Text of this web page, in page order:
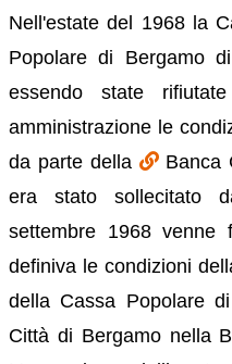
Nell'estate del 1968 la
Popolare di Bergamo
essendo state
amministrazione le
da parte della
Banca
era stato sollecitato
settembre 1968 venne
definiva le condizioni
della Cassa Popolare
Città di Bergamo nella